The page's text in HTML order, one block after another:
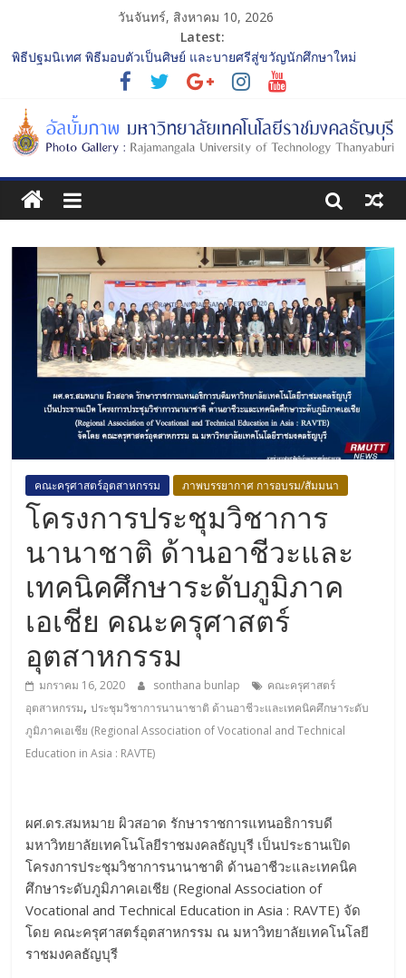
วันจันทร์, สิงหาคม 10, 2026
Latest:
พิธีปฐมนิเทศ พิธีมอบตัวเป็นศิษย์ และบายศรีสู่ขวัญนักศึกษาใหม่
ประจำปีการศึกษา 2568 รุ่นที่ 2
การประกวดทูตกิจกรรม ประจำปีการศึกษา 2568 “RMUTT Freshy
2025 Time to Nine-T”
โครงการแลกเปลี่ยนเรียนรู้บทบาทของกรรมการสภามหาวิทยาลัย
เทคโนโลยีราชมงคลธัญบุรี
รับน้องเข้าคณะศิลปกรรมศาสตร์ “โยนลูกรักษ์”
พิธีปฐมนิเทศ พิธีมอบตัวเป็นศิษย์ และบายศรีสู่ขวัญนักศึกษาใหม่
ประจำปีการศึกษา 2568 รุ่นที่ 3
คณะครุศาสตร์อุตสาหกรรม ภาพบรรยากาศ การอบรม/สัมมนา
โครงการประชุมวิชาการ
นานาชาติ ด้านอาชีวะและ
เทคนิคศึกษาระดับภูมิภาค
เอเชีย คณะครุศาสตร์
อุตสาหกรรม
มกราคม 16, 2020 sonthana bunlap
คณะครุศาสตร์
อุตสาหกรรม,ประชุมวิชาการนานาชาติ ด้านอาชีวะและเทคนิคศึกษาระดับ
ภูมิภาคเอเชีย (Regional Association of Vocational and Technical
Education in Asia : RAVTE)
ผศ.ดร.สมหมาย ผิวสอาด รักษาราชการแทนอธิการบดี
มหาวิทยาลัยเทคโนโลยีราชมงคลธัญบุรี เป็นประธานเปิด
โครงการประชุมวิชาการนานาชาติ ด้านอาชีวะและเทคนิค
ศึกษาระดับภูมิภาคเอเชีย (Regional Association of
Vocational and Technical Education in Asia : RAVTE) จัด
โดย คณะครุศาสตร์อุตสาหกรรม ณ มหาวิทยาลัยเทคโนโลยี
ราชมงคลธัญบุรี